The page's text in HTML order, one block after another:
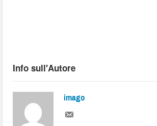
Info sull'Autore
imago